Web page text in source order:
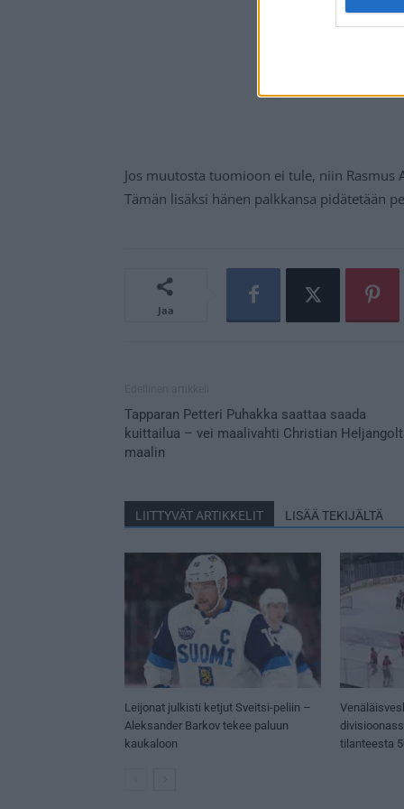
Jos muutosta tuomioon ei tule, niin Rasmus
Tämän lisäksi hänen palkkansa pidätetään
Jaa
Tapparan Petteri Puhakka saattaa saada
kuittailua – vei maalivahti Christian
maalin
LIITTYVÄT ARTIKKELIT LISÄÄ TEKIJÄLTÄ
Leijonat julkisti ketjut Sveitsi-peliin –
Aleksander Barkov tekee paluun
kaukaloon
tilanteesta